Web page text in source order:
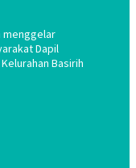
menggelar
Dapil
Basirih